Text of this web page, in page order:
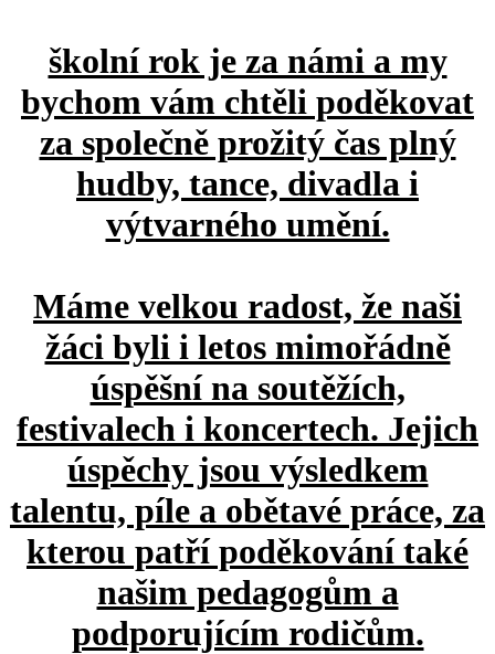
školní rok je za námi a my
bychom vám chtěli poděkovat
za společně prožitý čas plný
hudby, tance, divadla i
výtvarného umění.
Máme velkou radost, že naši
žáci byli i letos mimořádně
úspěšní na soutěžích,
festivalech i koncertech. Jejich
úspěchy jsou výsledkem
talentu, píle a obětavé práce, za
kterou patří poděkování také
našim pedagogům a
podporujícím rodičům.